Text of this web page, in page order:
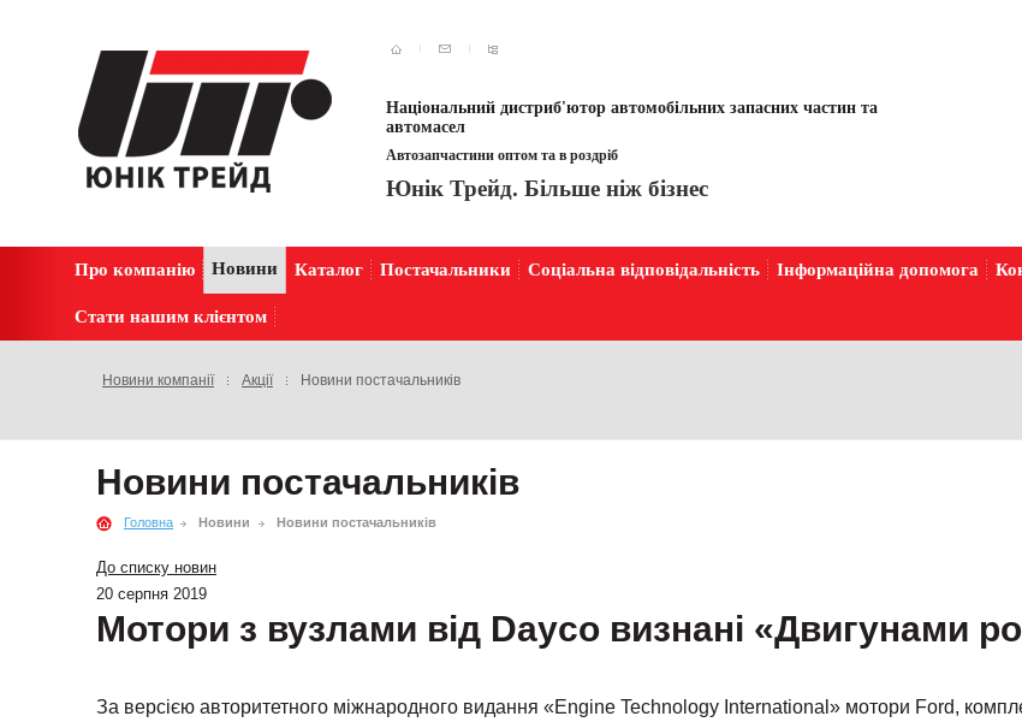
Національний дистриб'ютор автомобільних запасних частин та
автомасел
Автозапчастини оптом та в роздріб
Юнік Трейд. Більше ніж бізнес
Про компанію Новини Каталог Постачальники Соціальна відповідальність Інформаційна допомога
Стати нашим клієнтом
Новини компанії Акції Новини постачальників
Новини постачальників
Головна Новини Новини постачальників
До списку новин
20 серпня 2019
Мотори з вузлами від Dayco визнані «Двигунами
За версією авторитетного міжнародного видання «Engine Technology International» мотори Ford,